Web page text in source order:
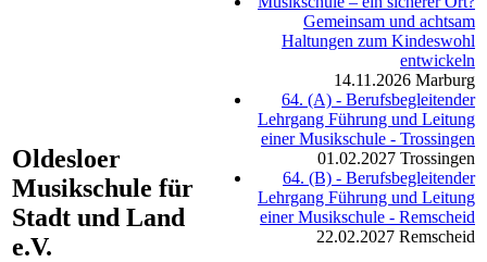
Oldesloer
Musikschule für
Stadt und Land
e.V.
Gemeinsam und achtsam
Haltungen zum Kindeswohl
entwickeln
14.11.2026 Marburg
64. (A) - Berufsbegleitender
Lehrgang Führung und Leitung
einer Musikschule - Trossingen
01.02.2027 Trossingen
64. (B) - Berufsbegleitender
Lehrgang Führung und Leitung
einer Musikschule - Remscheid
22.02.2027 Remscheid